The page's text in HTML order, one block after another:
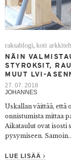
raksablogi,koti
NÄIN
STYROKSIT,
MUUT LVI-
27. 07. 2018
JOHANNES
Uskallan väittää,
onnistumista mittaa
Aikataulut ovat isosti
pysymiseen.
LUE LISÄÄ